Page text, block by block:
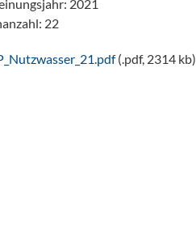
2021
22
(.pdf, 2314 kb)